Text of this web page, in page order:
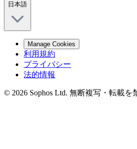
日本語
Manage Cookies
利用規約
プライバシー
法的情報
© 2026 Sophos Ltd. 無断複写・転載を